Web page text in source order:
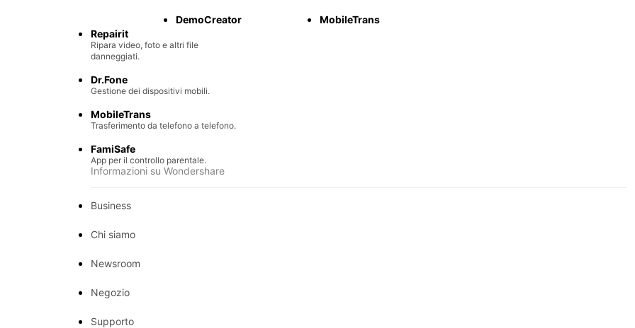
Repairit
Ripara video, foto e altri file
danneggiati.
Dr.Fone
Gestione dei dispositivi mobili.
MobileTrans
Trasferimento da telefono a telefono.
FamiSafe
App per il controllo parentale.
Informazioni su Wondershare
Business
Chi siamo
Newsroom
Negozio
Supporto
DemoCreator MobileTrans